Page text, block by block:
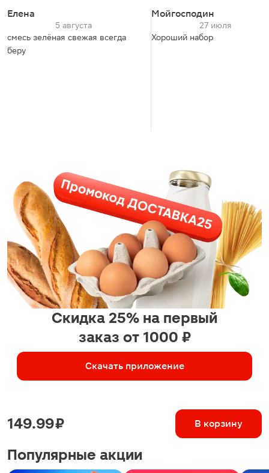
Елена
5 августа
смесь зелёная свежая всегда
беру
Мойгосподин
27 июля
Хороший набор
Скидка 25% на первый
заказ от 1000 ₽
Скачать приложение
149.99 ₽ В корзину
Популярные акции